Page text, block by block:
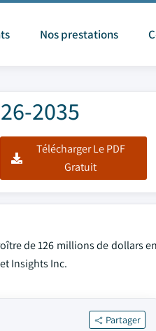
Nos prestations
2035
Télécharger Le PDF
Gratuit
de 126 millions de dollars en
Insights Inc.
Partager